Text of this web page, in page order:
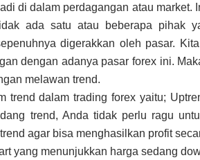
di dalam perdagangan atau market.
ada satu atau beberapa pihak
digerakkan oleh pasar.
dengan adanya pasar forex ini.
melawan trend.
trend dalam trading forex yaitu;
trend, Anda tidak perlu ragu
agar bisa menghasilkan profit
yang menunjukkan harga sedang